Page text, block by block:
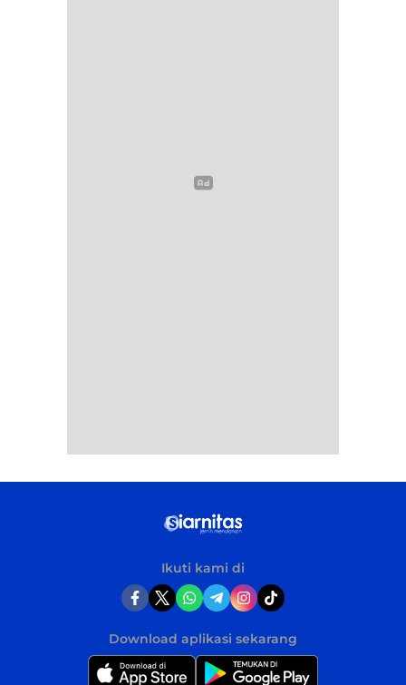
Ikuti kami di
Download aplikasi sekarang